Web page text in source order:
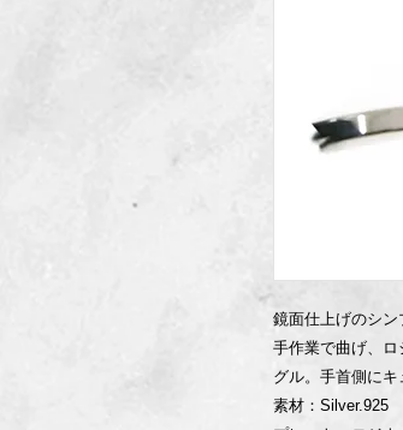
鏡面仕上げのシ
手作業で曲げ、
グル。手首側にキ
素材：Silver.925